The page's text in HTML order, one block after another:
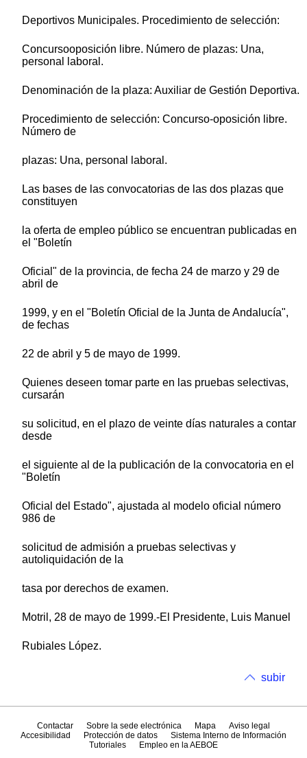
Deportivos Municipales. Procedimiento de selección:
Concursooposición libre. Número de plazas: Una,
personal laboral.
Denominación de la plaza: Auxiliar de Gestión Deportiva.
Procedimiento de selección: Concurso-oposición libre.
Número de
plazas: Una, personal laboral.
Las bases de las convocatorias de las dos plazas que
constituyen
la oferta de empleo público se encuentran publicadas en
el "Boletín
Oficial" de la provincia, de fecha 24 de marzo y 29 de
abril de
1999, y en el "Boletín Oficial de la Junta de Andalucía",
de fechas
22 de abril y 5 de mayo de 1999.
Quienes deseen tomar parte en las pruebas selectivas,
cursarán
su solicitud, en el plazo de veinte días naturales a contar
desde
el siguiente al de la publicación de la convocatoria en el
"Boletín
Oficial del Estado", ajustada al modelo oficial número
986 de
solicitud de admisión a pruebas selectivas y
autoliquidación de la
tasa por derechos de examen.
Motril, 28 de mayo de 1999.-El Presidente, Luis Manuel
Rubiales López.
subir
Contactar Sobre la sede electrónica Mapa
Aviso legal
Accesibilidad
Protección de datos
Sistema Interno de Información
Tutoriales
Empleo en la AEBOE